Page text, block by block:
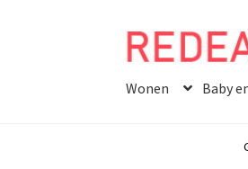
Skip
navigation
Skip
content
Wonen Baby